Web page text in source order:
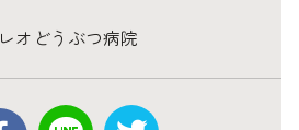
レオどうぶつ病院